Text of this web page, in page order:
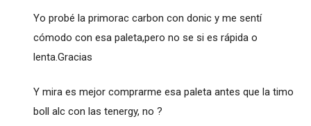
Yo probé la primorac carbon con donic y me sentí
cómodo con esa paleta,pero no se si es rápida o
lenta.Gracias
Y mira es mejor comprarme esa paleta antes que la timo
boll alc con las tenergy, no ?